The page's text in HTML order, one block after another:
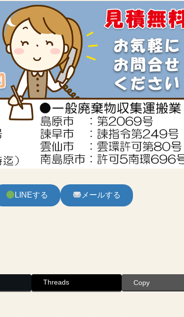
LINEする メールする
Threads Copy